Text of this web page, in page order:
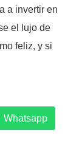
a invertir en
el lujo de
feliz, y si
Whatsapp